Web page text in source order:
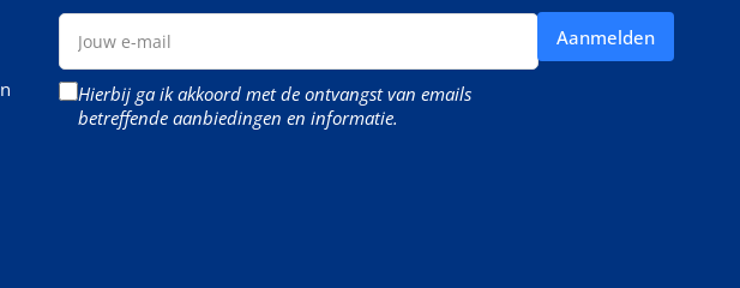
Jouw
mail
Aanmelden
Hierbij ga ik akkoord met de ontvangst van emails
betreffende aanbiedingen en informatie.